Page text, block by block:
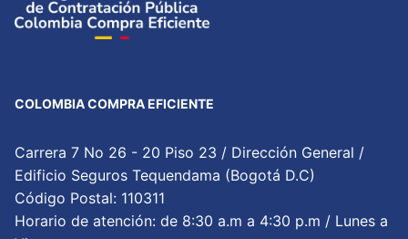
COLOMBIA COMPRA EFICIENTE
Carrera 7 No 26 - 20 Piso 23 / Dirección General /
Edificio Seguros Tequendama (Bogotá D.C)
Código Postal: 110311
Horario de atención: de 8:30 a.m a 4:30 p.m / Lunes a